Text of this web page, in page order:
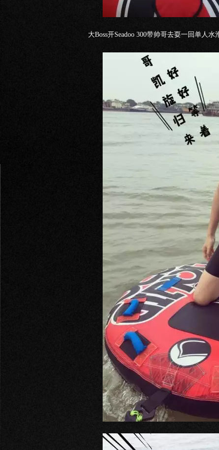
大Boss开Seadoo 300带帅哥去耍一回单人